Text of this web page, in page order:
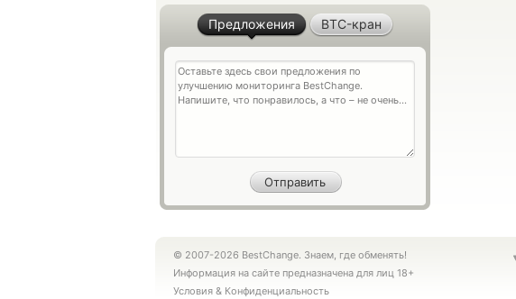
Предложения BTC-кран
© 2007-2026 BestChange. Знаем, где обменять!
Информация на сайте предназначена для лиц 18+
Условия & Конфиденциальность